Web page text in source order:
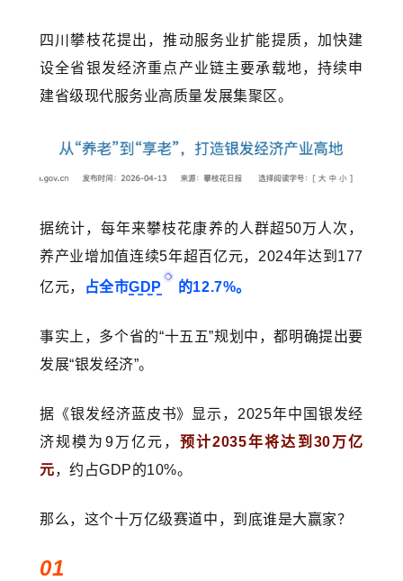
四川攀枝花提出，推动服务业扩能提质，加快建
设全省银发经济重点产业链主要承载地，持续申
建省级现代服务业高质量发展集聚区。
据统计，每年来攀枝花康养的人群超50万人次，
养产业增加值连续5年超百亿元，2024年达到177
亿元，
占全市GDP 的12.7%。
事实上，多个省的“十五五”规划中，都明确提出要
发展“银发经济”。
据《银发经济蓝皮书》显示，2025年中国银发经
济规模为9万亿元，预计2035年将达到30万亿
元，约占GDP的10%。
那么，这个十万亿级赛道中，到底谁是大赢家？
01